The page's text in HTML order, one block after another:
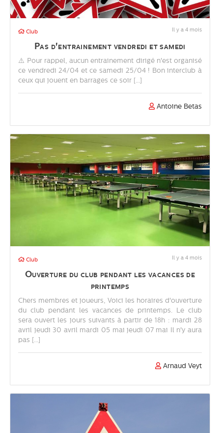
Il y a 4 mois
Club
Pas d'entrainement vendredi et samedi
⚠️ Pour rappel, aucun entrainement dirigé n'est organisé
ce vendredi 24/04 et ce samedi 25/04 ! Bon interclub à
ceux qui jouent en barrages ce soir [...]
Antoine Betas
Il y a 4 mois
Club
Ouverture du club pendant les vacances de
printemps
Chers membres et joueurs, Voici les horaires d'ouverture
du club pendant les vacances de printemps. Le club
sera ouvert les jours suivants à partir de 18h : mardi 28
avril jeudi 30 avril mardi 05 mai jeudi 07 mai Il n'y aura
pas [...]
Arnaud Veyt